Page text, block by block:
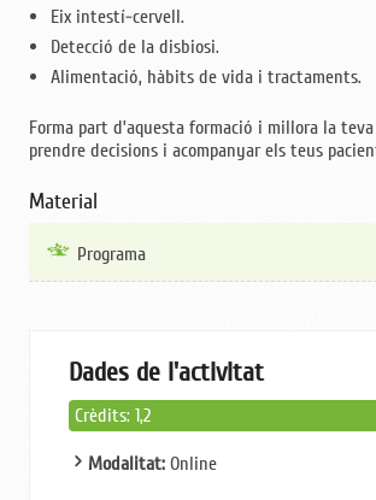
Eix intestí-cervell.
Detecció de la disbiosi.
Alimentació, hàbits de vida i tractaments.
Forma part d’aquesta formació i millora la teva
prendre decisions i acompanyar els teus
Material
Programa
Dades de l'activitat
Crèdits: 1,2
Modalitat: Online